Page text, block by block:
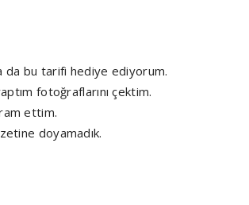
da bu tarifi hediye ediyorum.
fotoğraflarını çektim.
ettim.
doyamadık.